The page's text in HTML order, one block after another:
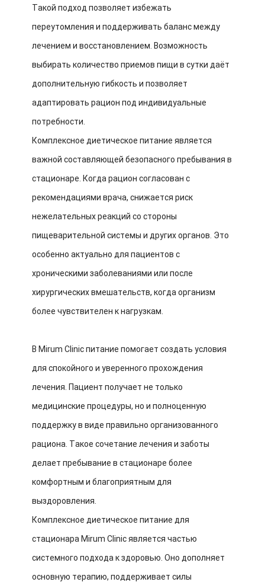
Такой подход позволяет избежать
переутомления и поддерживать баланс между
лечением и восстановлением. Возможность
выбирать количество приемов пищи в сутки даёт
дополнительную гибкость и позволяет
адаптировать рацион под индивидуальные
потребности.
Комплексное диетическое питание является
важной составляющей безопасного пребывания в
стационаре. Когда рацион согласован с
рекомендациями врача, снижается риск
нежелательных реакций со стороны
пищеварительной системы и других органов. Это
особенно актуально для пациентов с
хроническими заболеваниями или после
хирургических вмешательств, когда организм
более чувствителен к нагрузкам.
В Mirum Clinic питание помогает создать условия
для спокойного и уверенного прохождения
лечения. Пациент получает не только
медицинские процедуры, но и полноценную
поддержку в виде правильно организованного
рациона. Такое сочетание лечения и заботы
делает пребывание в стационаре более
комфортным и благоприятным для
выздоровления.
Комплексное диетическое питание для
стационара Mirum Clinic является частью
системного подхода к здоровью. Оно дополняет
основную терапию, поддерживает силы